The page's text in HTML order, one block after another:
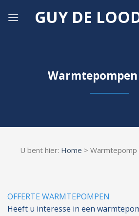
GUY DE
Warmtepompen
U bent hier: Home >
OFFERTE WARMTEPOMPEN
Heeft u interesse in een